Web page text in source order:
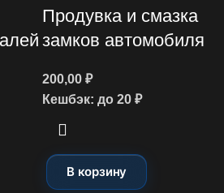
Продувка и смазка
замков автомобиля
200,00 ₽
Кешбэк: до 20 ₽
В корзину